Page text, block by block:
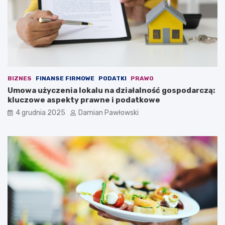
r
w
a
ą
y
m
z
e
ś
ć
m
n
n
e
j
z
l
e
w
i
e
7
m
n
BIZNES FINANSE FIRMOWE PODATKI PRAWO
Umowa użyczenia lokalu na działalność gospodarczą:
kluczowe aspekty prawne i podatkowe
4 grudnia 2025 Damian Pawłowski